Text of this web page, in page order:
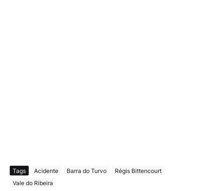
Tags Acidente Barra do Turvo
Régis Bittencourt
Vale do Ribeira